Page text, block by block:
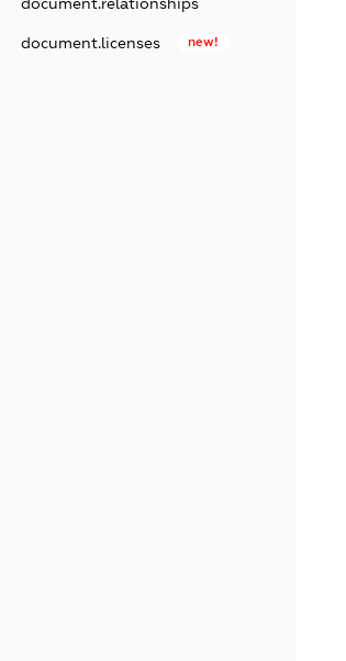
document.licenses new!